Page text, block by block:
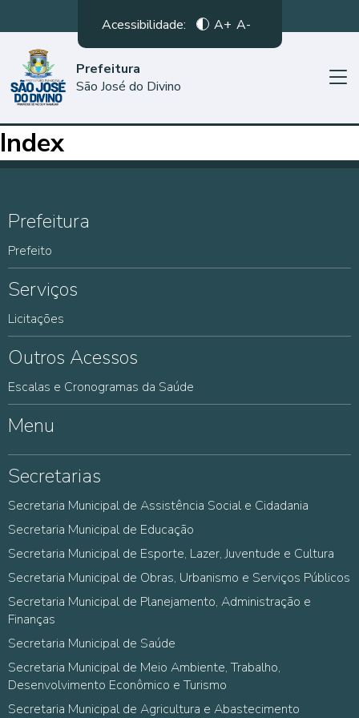
Acessibilidade: A+ A-
Prefeitura
São José do Divino
Index
Prefeitura
Prefeito
Serviços
Licitações
Outros Acessos
Escalas e Cronogramas da Saúde
Menu
Secretarias
Secretaria Municipal de Assistência Social e Cidadania
Secretaria Municipal de Educação
Secretaria Municipal de Esporte, Lazer, Juventude e Cultura
Secretaria Municipal de Obras, Urbanismo e Serviços Públicos
Secretaria Municipal de Planejamento, Administração e
Finanças
Secretaria Municipal de Saúde
Secretaria Municipal de Meio Ambiente, Trabalho,
Desenvolvimento Econômico e Turismo
Secretaria Municipal de Agricultura e Abastecimento